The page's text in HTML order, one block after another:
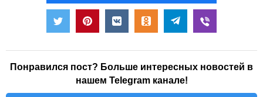
Понравился пост? Больше интересных новостей в
нашем Telegram канале!